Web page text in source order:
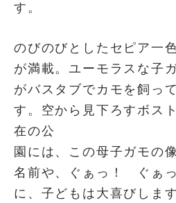
す。
のびのびとしたセピア一
が満載。ユーモラスな子
がバスタブでカモを飼っ
す。空から見下ろすボス
在の公
園には、この母子ガモの
名前や、ぐぁっ！ ぐぁ
に、子どもは大喜びします